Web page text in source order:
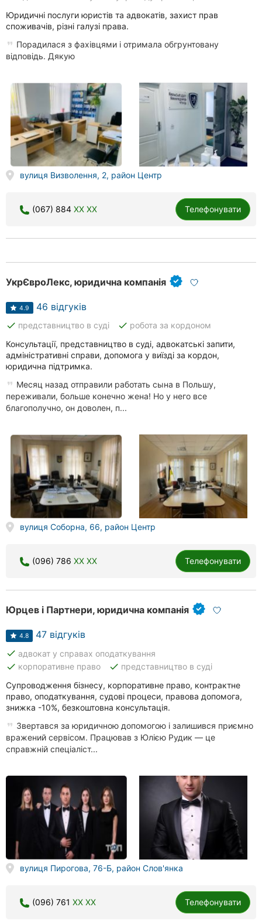
Юридичні послуги юристів та адвокатів, захист прав
споживачів, різні галузі права.
Порадилася з фахівцями і отримала обгрунтовану
відповідь. Дякую
вулиця Визволення, 2, район Центр
(067) 884 XX XX Телефонувати
УкрЄвроЛекс, юридична компанія
4.9 46 відгуків
done представництво в суді done робота за кордоном
Консультації, представництво в суді, адвокатські запити,
адміністративні справи, допомога у виїзді за кордон,
юридична підтримка.
Месяц назад отправили работать сына в Польшу,
переживали, больше конечно жена! Но у него все
благополучно, он доволен, п...
вулиця Соборна, 66, район Центр
(096) 786 XX XX Телефонувати
Юрцев і Партнери, юридична компанія
4.8 47 відгуків
done адвокат у справах оподаткування
done корпоративне право done представництво в суді
Супроводження бізнесу, корпоративне право, контрактне
право, оподаткування, судові процеси, правова допомога,
знижка -10%, безкоштовна консультація.
Звертався за юридичною допомогою і залишився приємно
вражений сервісом. Працював з Юлією Рудик — це
справжній спеціаліст...
вулиця Пирогова, 76-Б, район Слов'янка
(096) 761 XX XX Телефонувати